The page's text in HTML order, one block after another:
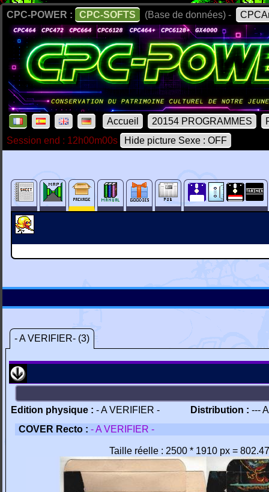
CPC-POWER : CPC-SOFTS (Base de données) -
Accueil 20154 PROGRAMMES
Session end : 12h00m00s
Hide picture Sexe : OFF
- A VERIFIER- (3)
Edition physique : - A VERIFIER - Distribution : ---
COVER Recto : - A VERIFIER -
Taille réelle : 2500 * 1910 px =